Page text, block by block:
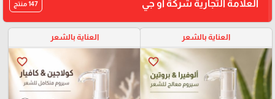
العلامة التجارية شركة أو جي 147 منتج
العناية بالشعر
favorite_border
العناية بالشعر
favorite_border